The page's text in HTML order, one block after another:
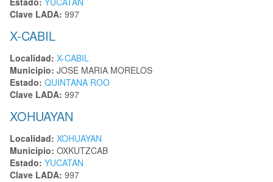
Clave LADA: 997
X-CABIL
Localidad: X-CABIL
Municipio: JOSE MARIA MORELOS
Estado: QUINTANA ROO
Clave LADA: 997
XOHUAYAN
Localidad: XOHUAYAN
Municipio: OXKUTZCAB
Estado: YUCATAN
Clave LADA: 997